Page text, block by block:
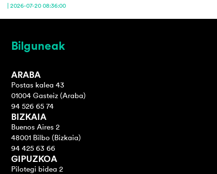
| 2026-07-20 08:36:00
Bilguneak
ARABA
Postas kalea 43
01004 Gasteiz (Araba)
94 526 65 74
BIZKAIA
Buenos Aires 2
48001 Bilbo (Bizkaia)
94 425 63 66
GIPUZKOA
Pilotegi bidea 2